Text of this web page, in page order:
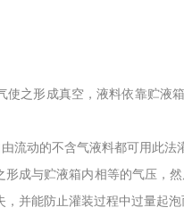
之形成真空，液料依靠贮液
流动的不含气液料都可用此
成与贮液箱内相等的气压，
并能防止灌装过程中过量起泡